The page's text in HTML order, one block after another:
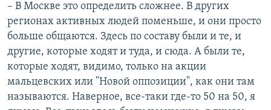
– В Москве это определить сложнее. В других
регионах активных людей поменьше, и они просто
больше общаются. Здесь по составу были и те, и
другие, которые ходят и туда, и сюда. А были те,
которые ходят, видимо, только на акции
мальцевских или "Новой оппозиции", как они там
называются. Наверное, все-таки где-то 50 на 50, я